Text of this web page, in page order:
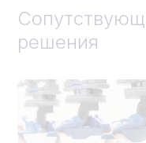
решения